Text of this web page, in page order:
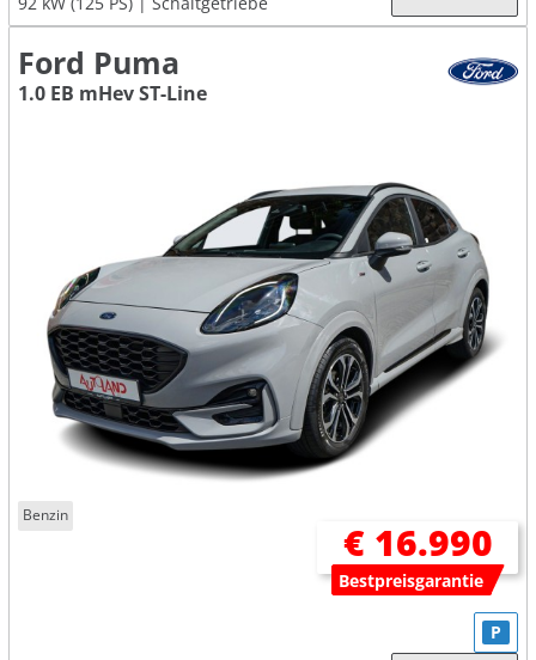
Ford Puma
1.0 EB mHev ST-Line
Benzin
€ 16.990
Bestpreisgarantie
P